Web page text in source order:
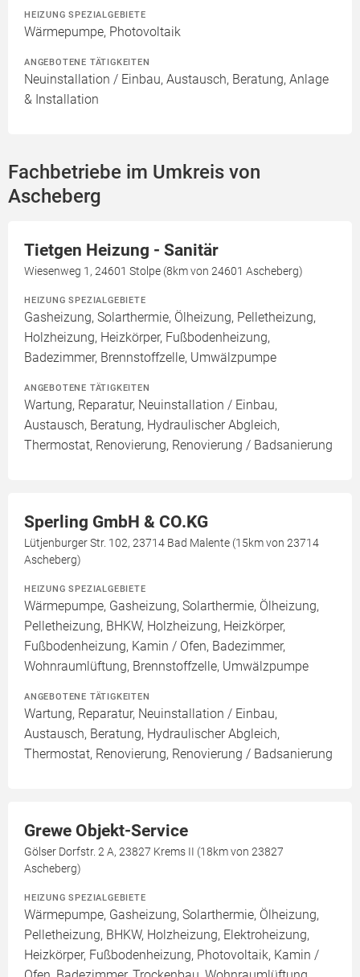
HEIZUNG SPEZIALGEBIETE
Wärmepumpe, Photovoltaik
ANGEBOTENE TÄTIGKEITEN
Neuinstallation / Einbau, Austausch, Beratung, Anlage
& Installation
Fachbetriebe im Umkreis von
Ascheberg
Tietgen Heizung - Sanitär
Wiesenweg 1, 24601 Stolpe (8km von 24601 Ascheberg)
HEIZUNG SPEZIALGEBIETE
Gasheizung, Solarthermie, Ölheizung, Pelletheizung,
Holzheizung, Heizkörper, Fußbodenheizung,
Badezimmer, Brennstoffzelle, Umwälzpumpe
ANGEBOTENE TÄTIGKEITEN
Wartung, Reparatur, Neuinstallation / Einbau,
Austausch, Beratung, Hydraulischer Abgleich,
Thermostat, Renovierung, Renovierung / Badsanierung
Sperling GmbH & CO.KG
Lütjenburger Str. 102, 23714 Bad Malente (15km von 23714
Ascheberg)
HEIZUNG SPEZIALGEBIETE
Wärmepumpe, Gasheizung, Solarthermie, Ölheizung,
Pelletheizung, BHKW, Holzheizung, Heizkörper,
Fußbodenheizung, Kamin / Ofen, Badezimmer,
Wohnraumlüftung, Brennstoffzelle, Umwälzpumpe
ANGEBOTENE TÄTIGKEITEN
Wartung, Reparatur, Neuinstallation / Einbau,
Austausch, Beratung, Hydraulischer Abgleich,
Thermostat, Renovierung, Renovierung / Badsanierung
Grewe Objekt-Service
Gölser Dorfstr. 2 A, 23827 Krems II (18km von 23827
Ascheberg)
HEIZUNG SPEZIALGEBIETE
Wärmepumpe, Gasheizung, Solarthermie, Ölheizung,
Pelletheizung, BHKW, Holzheizung, Elektroheizung,
Heizkörper, Fußbodenheizung, Photovoltaik, Kamin /